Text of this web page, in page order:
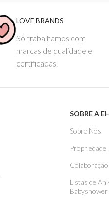
LOVE BRANDS
Só trabalhamos com
marcas de qualidade e
certificadas.
SOBRE A
Sobre Nós
Listas de
Babyshower